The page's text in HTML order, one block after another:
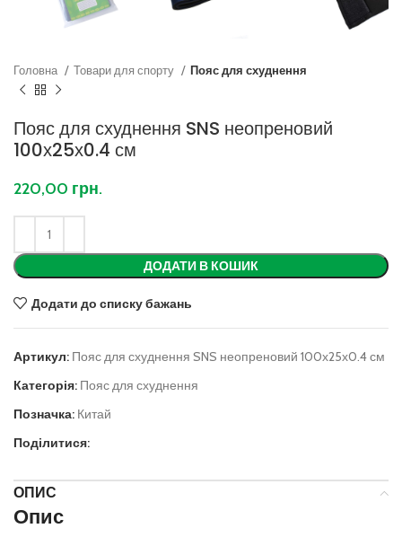
Головна Товари для спорту Пояс для схуднення
Пояс для схуднення SNS неопреновий
100х25х0.4 см
220,00 грн.
ДОДАТИ В КОШИК
Додати до списку бажань
Артикул: Пояс для схуднення SNS неопреновий 100х25х0.4 см
Категорія: Пояс для схуднення
Позначка: Китай
Поділитися:
ОПИС
Опис